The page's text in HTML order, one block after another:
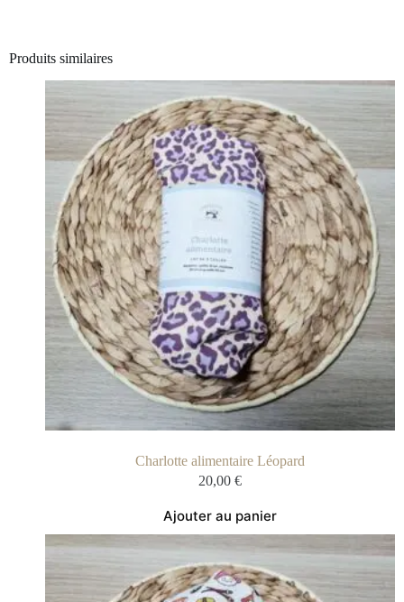
Produits similaires
Charlotte alimentaire Léopard
20,00 €
Ajouter au panier